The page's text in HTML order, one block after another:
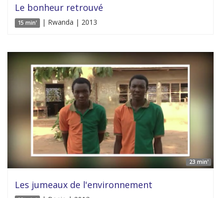
Le bonheur retrouvé
15 min' | Rwanda | 2013
23 min'
Les jumeaux de l'environnement